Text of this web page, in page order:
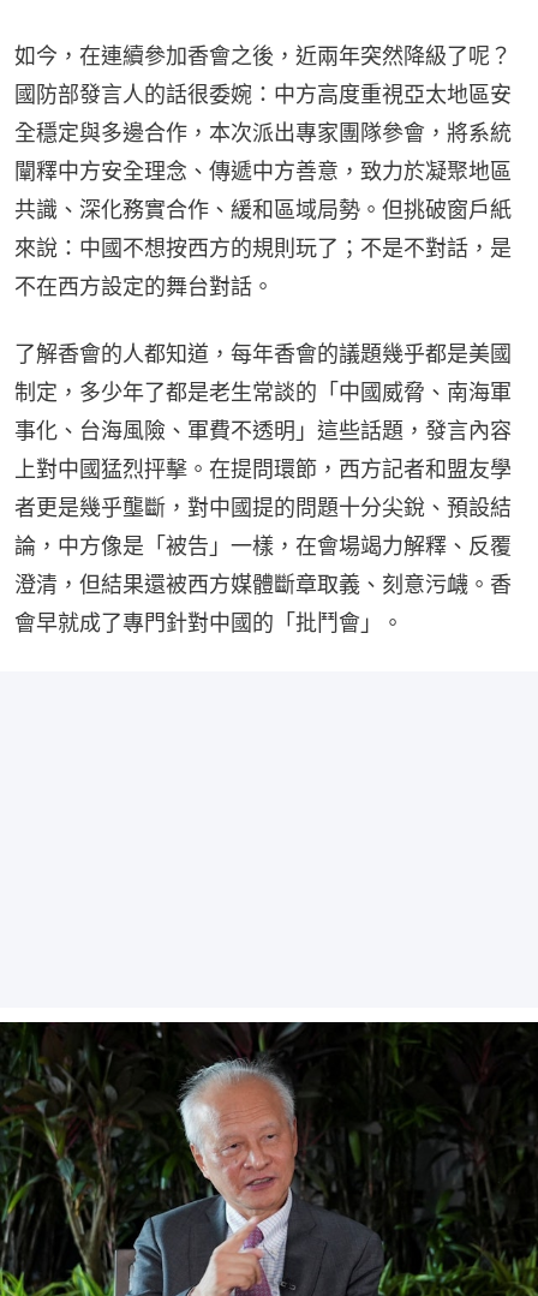
如今，在連續參加香會之後，近兩年突然降級了呢？
國防部發言人的話很委婉：中方高度重視亞太地區安
全穩定與多邊合作，本次派出專家團隊參會，將系統
闡釋中方安全理念、傳遞中方善意，致力於凝聚地區
共識、深化務實合作、緩和區域局勢。但挑破窗戶紙
來說：中國不想按西方的規則玩了；不是不對話，是
不在西方設定的舞台對話。
了解香會的人都知道，每年香會的議題幾乎都是美國
制定，多少年了都是老生常談的「中國威脅、南海軍
事化、台海風險、軍費不透明」這些話題，發言內容
上對中國猛烈抨擊。在提問環節，西方記者和盟友學
者更是幾乎壟斷，對中國提的問題十分尖銳、預設結
論，中方像是「被告」一樣，在會場竭力解釋、反覆
澄清，但結果還被西方媒體斷章取義、刻意污衊。香
會早就成了專門針對中國的「批鬥會」。